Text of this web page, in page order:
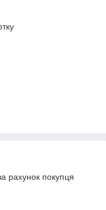
рахунок покупця